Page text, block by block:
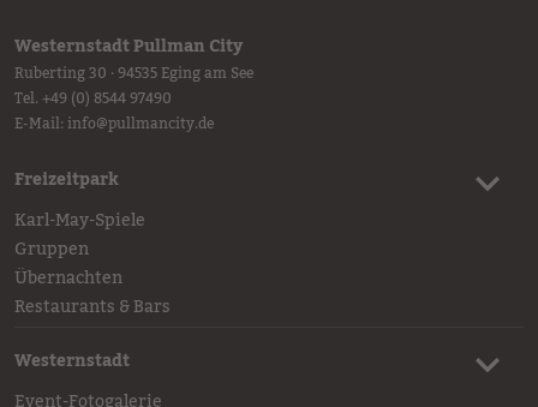
Westernstadt Pullman City
Ruberting 30 · 94535 Eging am See
Tel. +49 (0) 8544 97490
E-Mail:info@pullmancity.de
Freizeitpark
Karl-May-Spiele
Gruppen
Übernachten
Restaurants & Bars
Westernstadt